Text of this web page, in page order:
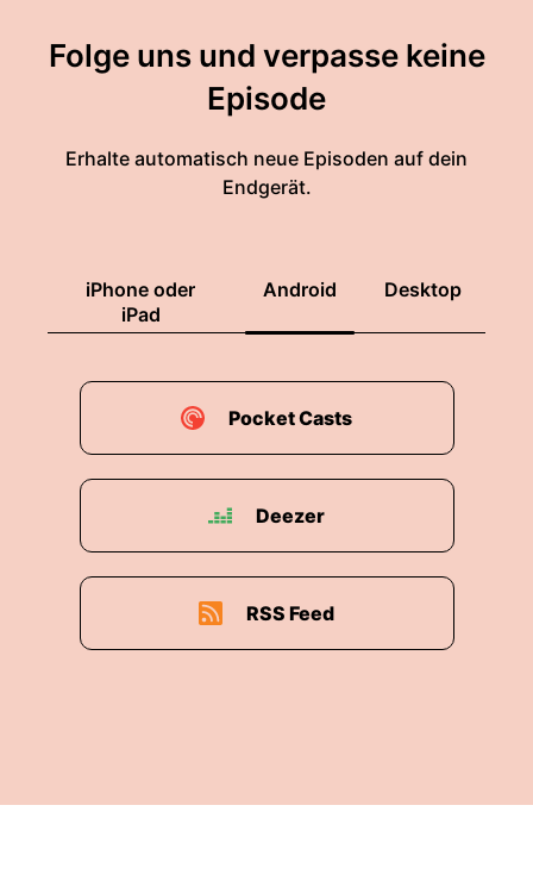
Folge uns und verpasse keine
Episode
Erhalte automatisch neue Episoden auf dein
Endgerät.
iPhone oder
iPad
Android Desktop
Pocket Casts
Deezer
RSS Feed